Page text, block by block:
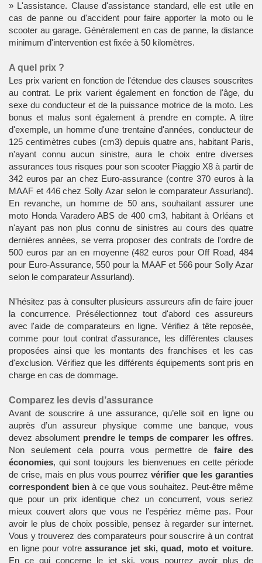
» L'assistance. Clause d'assistance standard, elle est utile en
cas de panne ou d'accident pour faire apporter la moto ou le
scooter au garage. Généralement en cas de panne, la distance
minimum d'intervention est fixée à 50 kilomètres.
A quel prix ?
Les prix varient en fonction de l'étendue des clauses souscrites
au contrat. Le prix varient également en fonction de l'âge, du
sexe du conducteur et de la puissance motrice de la moto. Les
bonus et malus sont également à prendre en compte. A titre
d'exemple, un homme d'une trentaine d'années, conducteur de
125 centimètres cubes (cm3) depuis quatre ans, habitant Paris,
n'ayant connu aucun sinistre, aura le choix entre diverses
assurances tous risques pour son scooter Piaggio X8 à partir de
342 euros par an chez Euro-assurance (contre 370 euros à la
MAAF et 446 chez Solly Azar selon le comparateur Assurland).
En revanche, un homme de 50 ans, souhaitant assurer une
moto Honda Varadero ABS de 400 cm3, habitant à Orléans et
n'ayant pas non plus connu de sinistres au cours des quatre
dernières années, se verra proposer des contrats de l'ordre de
500 euros par an en moyenne (482 euros pour Off Road, 484
pour Euro-Assurance, 550 pour la MAAF et 566 pour Solly Azar
selon le comparateur Assurland).
N'hésitez pas à consulter plusieurs assureurs afin de faire jouer
la concurrence. Présélectionnez tout d'abord ces assureurs
avec l'aide de comparateurs en ligne. Vérifiez à tête reposée,
comme pour tout contrat d'assurance, les différentes clauses
proposées ainsi que les montants des franchises et les cas
d'exclusion. Vérifiez que les différents équipements sont pris en
charge en cas de dommage.
Comparez les devis d’assurance
Avant de souscrire à une assurance, qu’elle soit en ligne ou
auprès d’un assureur physique comme une banque, vous
devez absolument prendre le temps de comparer les offres.
Non seulement cela pourra vous permettre defaire des
économies, qui sont toujours les bienvenues en cette période
de crise, mais en plus vous pourrezvérifier que les garanties
correspondent bien à ce que vous souhaitez. Peut-être même
que pour un prix identique chez un concurrent, vous seriez
mieux couvert alors que vous ne l’espériez même pas. Pour
avoir le plus de choix possible, pensez à regarder sur internet.
Vous y trouverez des comparateurs pour souscrire à un contrat
en lignepour votreassurance jet ski, quad, moto et voiture.
En ce qui concerne le jet ski, vous pourrez avoir plus de